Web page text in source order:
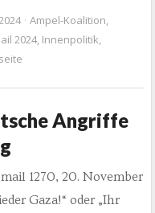
Ampel-Koalition,
2024, Innenpolitik,
Angriffe
1270, 20. November
Gaza!“ oder „Ihr